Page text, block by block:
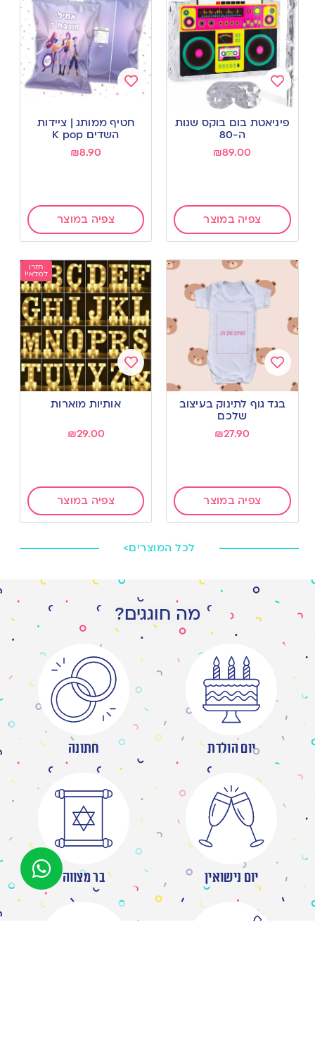
Add
to
wishlist
פיניאטת בום בוקס שנות
ה-80
₪89.00
צפיה במוצר
wishlist
חטיף ממותג | ציידות
השדים K pop
₪8.90
צפיה במוצר
to
wishlist
בגד גוף לתינוק בעיצוב
שלכם
₪27.90
צפיה במוצר
חזרו
למלאי!
Add
wishlist
אותיות מוארות
₪29.00
צפיה במוצר
לכל המוצרים>
מה חוגגים?
יום הולדת חתונה
יום נישואין בר מצווה